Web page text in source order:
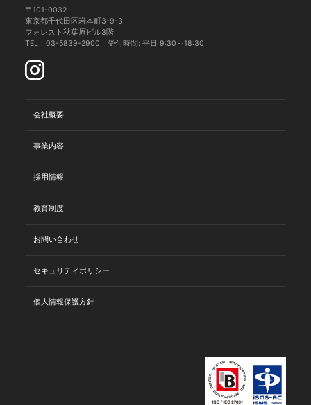
〒101-0032
東京都千代田区岩本町3-9-3
フォレスト秋葉原ビル3階
TEL：03-5839-2900 受付時間: 平日 9:30～18:30
会社概要
事業内容
採用情報
教育制度
お問い合わせ
セキュリティポリシー
個人情報保護方針